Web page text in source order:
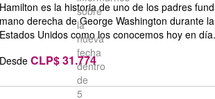
sobre
la
nueva
fecha
dentro
de
5
Hamilton es la historia de uno de los padres
mano derecha de George Washington durante
Estados Unidos como los conocemos hoy en
Desde CLP$ 31.774